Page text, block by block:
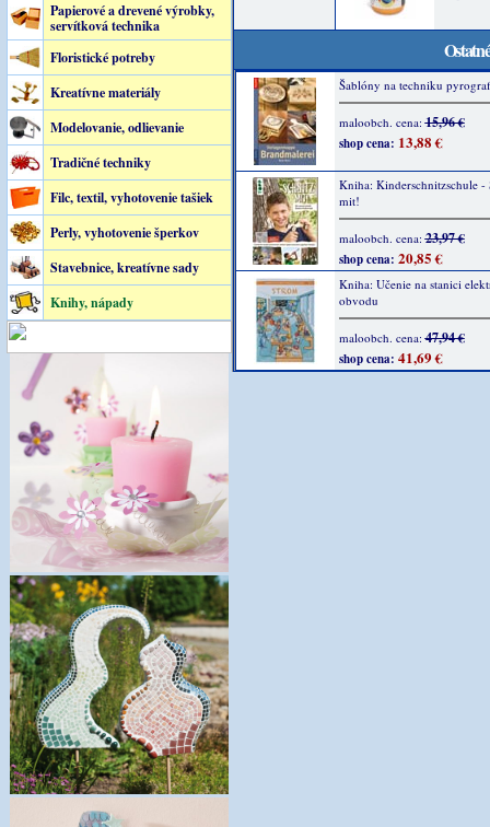
Papierové a drevené výrobky,
servítková technika
Floristické potreby
Kreatívne materiály
Modelovanie, odlievanie
Tradičné techniky
Filc, textil, vyhotovenie tašiek
Perly, vyhotovenie šperkov
Stavebnice, kreatívne sady
Knihy, nápady
Šablóny na techniku
maloobch. cena:15,96 €
shop cena: 13,88 €
Kniha: Kinderschnitzschule -
mit!
maloobch. cena:23,97 €
shop cena: 20,85 €
Kniha: Učenie na stanici
obvodu
maloobch. cena:47,94 €
shop cena: 41,69 €